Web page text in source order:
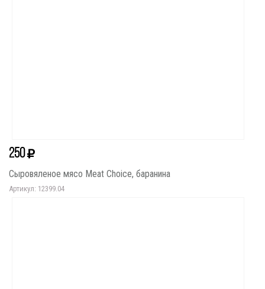
250
Сыровяленое мясо Meat Choice, баранина
Артикул: 12399.04